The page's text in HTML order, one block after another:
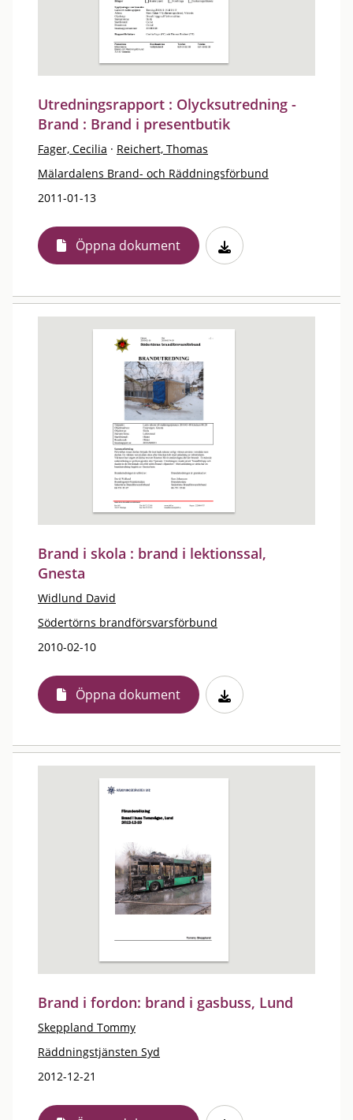
Utredningsrapport : Olycksutredning -
Brand : Brand i presentbutik
Fager, Cecilia · Reichert, Thomas
Mälardalens Brand- och Räddningsförbund
2011-01-13
Öppna dokument
Brand i skola : brand i lektionssal,
Gnesta
Widlund David
Södertörns brandförsvarsförbund
2010-02-10
Öppna dokument
Brand i fordon: brand i gasbuss, Lund
Skeppland Tommy
Räddningstjänsten Syd
2012-12-21